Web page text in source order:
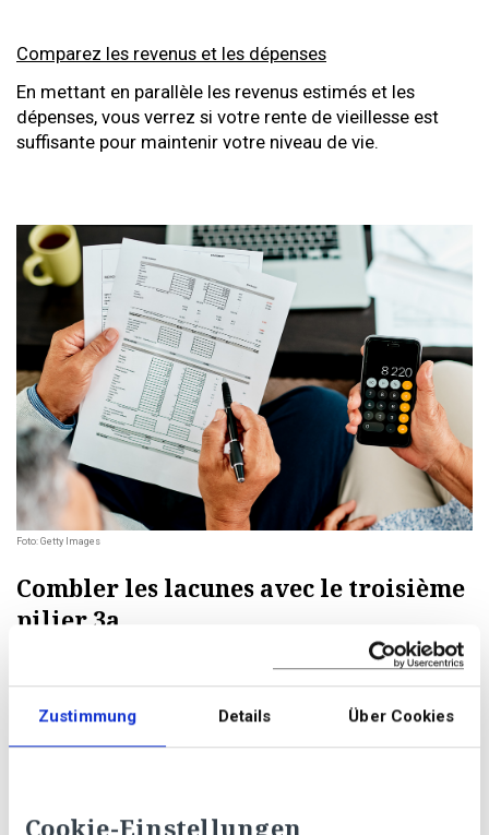
Zustimmung Details Über Cookies
Cookie-Einstellungen
Comparez les revenus et les dépenses
En mettant en parallèle les revenus estimés et les
dépenses, vous verrez si votre rente de vieillesse est
suffisante pour maintenir votre niveau de vie.
Foto: Getty Images
Combler les lacunes avec le troisième
pilier 3a
Si vous souhaitez augmenter votre revenu à la retraite
et épargner de l’argent à long terme, optez pour le
troisième pilier 3a. Les montants qui y sont versés
peuvent être déduits de votre revenu imposable.
peut être dépassé. Entre ces limites, vous êtes libre de